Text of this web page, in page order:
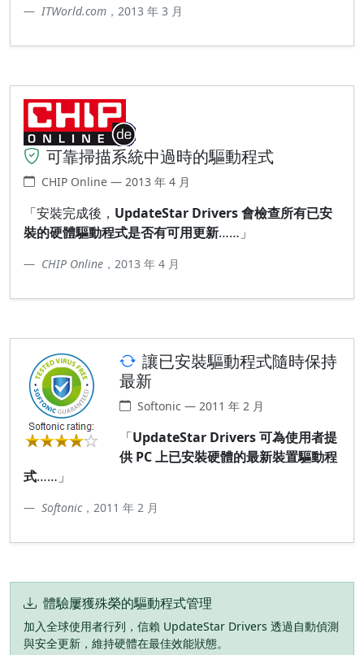
ITWorld.com ，2013 年 3 月
可靠掃描系統中過時的驅動程式
CHIP Online — 2013 年 4 月
「安裝完成後， UpdateStar Drivers 會檢查所有已安
裝的硬體驅動程式是否有可用更新……」
CHIP Online ，2013 年 4 月
讓已安裝驅動程式隨時保持
最新
Softonic — 2011 年 2 月
「UpdateStar Drivers 可為使用者提
供 PC 上已安裝硬體的最新裝置驅動程
式……」
Softonic，2011 年 2 月
體驗屢獲殊榮的驅動程式管理
加入全球使用者行列，信賴 UpdateStar Drivers 透過自動偵測
與安全更新，維持硬體在最佳效能狀態。